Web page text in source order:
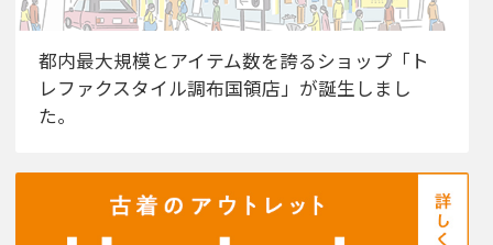
都内最大規模とアイテム数を誇るショップ「ト
レファクスタイル調布国領店」が誕生しまし
た。